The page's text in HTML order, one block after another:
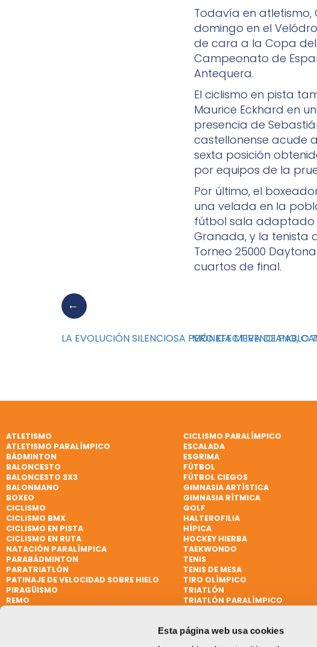
Esta página web usa cookies
Todavía en atletismo,
domingo en el
de cara a la Copa del
Campeonato de
Antequera.
El ciclismo en pista
Maurice Eckhard en
presencia de
castellonense acude
sexta posición
por equipos de la
Por último, el
una velada en la
fútbol sala adaptado
Granada, y la tenista
Torneo 25000
cuartos de final.
LA EVOLUCIÓN SILENCIOSA PERO EFECTIVA DE PABLO
MÓNICA MERENCIANO,
ATLETISMO
ATLETISMO PARALÍMPICO
BÁDMINTON
BALONCESTO
BALONCESTO 3X3
BALONMANO
BOXEO
CICLISMO
CICLISMO BMX
CICLISMO EN PISTA
CICLISMO EN RUTA
CICLISMO PARALÍMPICO
ESCALADA
ESGRIMA
FÚTBOL
FÚTBOL CIEGOS
GIMNASIA ARTÍSTICA
GIMNASIA RÍTMICA
GOLF
HALTEROFILIA
HÍPICA
HOCKEY HIERBA
NATACIÓN PARALÍMPICA
PARABÁDMINTON
PARATRIATLÓN
PATINAJE DE VELOCIDAD SOBRE HIELO
PIRAGÜISMO
REMO
TAEKWONDO
TENIS
TENIS DE MESA
TIRO OLÍMPICO
TRIATLÓN
TRIATLÓN PARALÍMPICO
VELA PARALÍMPICA